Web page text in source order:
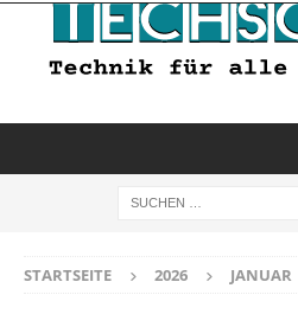
STARTSEITE 2026 JANUAR